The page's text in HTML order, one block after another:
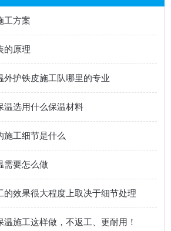
工方案
的原理
外护铁皮施工队哪里的专业
温选用什么保温材料
施工细节是什么
需要怎么做
的效果很大程度上取决于细节处理
施工这样做，不返工、更耐用！